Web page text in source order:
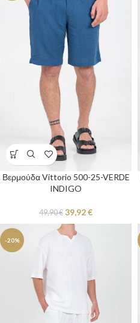
Βερμούδα Vittorio 500-25-VERDE
INDIGO
49,90€ 39,92€
-20%